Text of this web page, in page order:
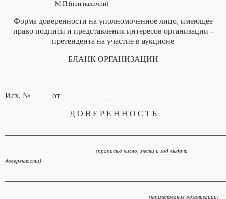
М.П.(при наличии)
Форма доверенности на уполномоченное лицо, имеющее
право подписи и представления интересов организации -
претендента на участие в аукционе
БЛАНК ОРГАНИЗАЦИИ
Исх. №_____ от ____________
Д О В Е Р Е Н Н О С Т Ь
(прописью число, месяц и год выдачи
доверенности)
(наименование организации)